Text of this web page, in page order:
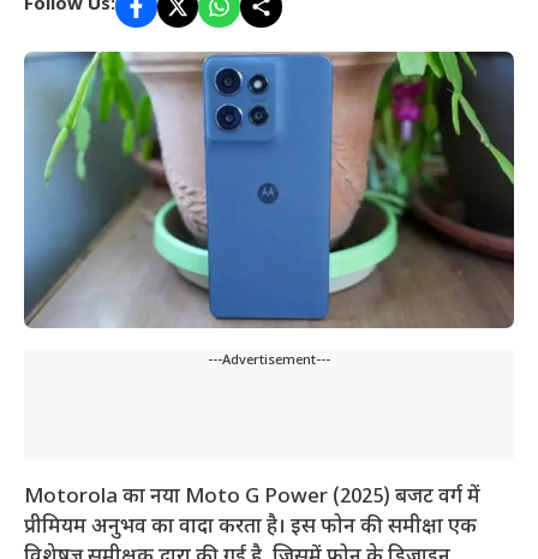
Follow Us:
---Advertisement---
Motorola का नया Moto G Power (2025) बजट वर्ग में
प्रीमियम अनुभव का वादा करता है। इस फोन की समीक्षा एक